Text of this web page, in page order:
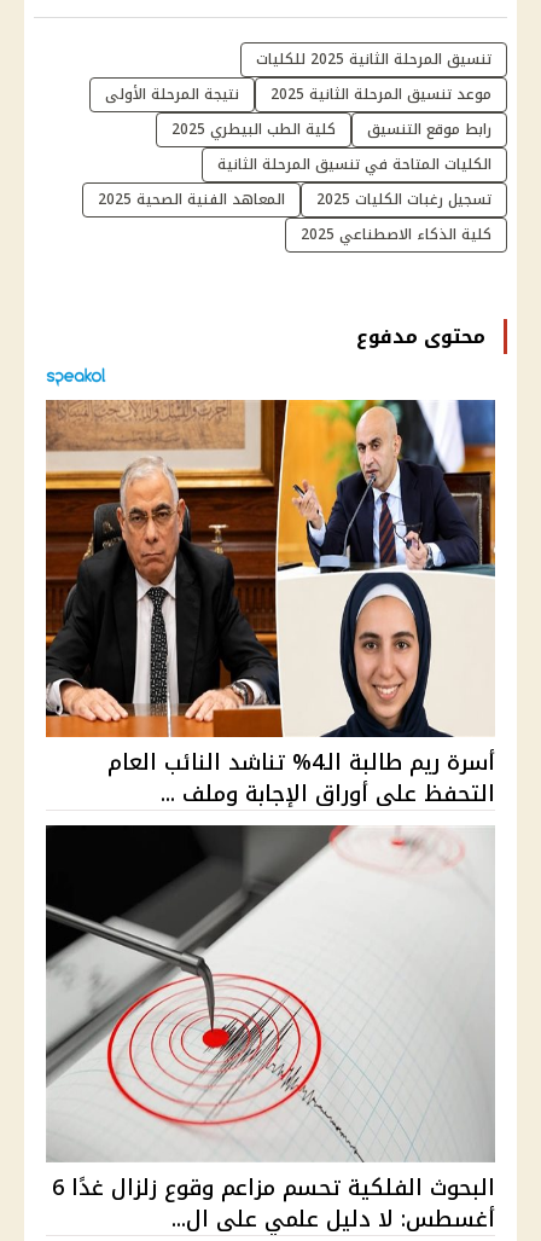
تنسيق المرحلة الثانية 2025 للكليات
موعد تنسيق المرحلة الثانية 2025
نتيجة المرحلة الأولى
رابط موقع التنسيق
كلية الطب البيطري 2025
الكليات المتاحة في تنسيق المرحلة الثانية
تسجيل رغبات الكليات 2025
المعاهد الفنية الصحية 2025
كلية الذكاء الاصطناعي 2025
محتوى مدفوع
أسرة ريم طالبة الـ4% تناشد النائب العام
التحفظ على أوراق الإجابة وملف ...
البحوث الفلكية تحسم مزاعم وقوع زلزال غدًا 6
أغسطس: لا دليل علمي على ال...